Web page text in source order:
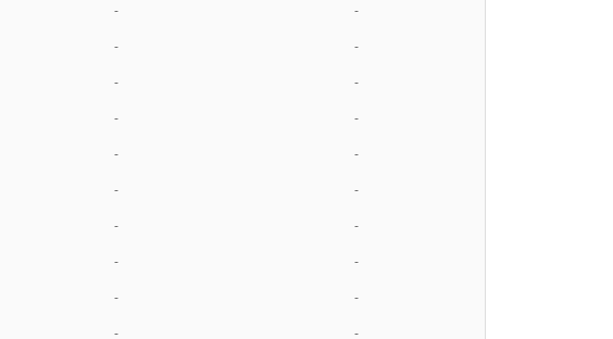
- -
- -
- -
- -
- -
- -
- -
- -
- -
- -